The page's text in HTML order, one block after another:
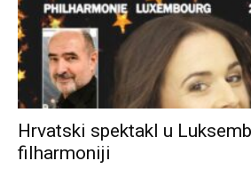
Hrvatski spektakl u
filharmoniji